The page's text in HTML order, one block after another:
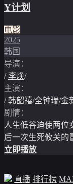
Y计划
电影
2025
韩国
导演：
/ 李焕/
主演：
/ 韩韶禧/全钟瑞/金
剧情：
人生低谷迫使两
后一次生死
立即播放
直播 排行榜